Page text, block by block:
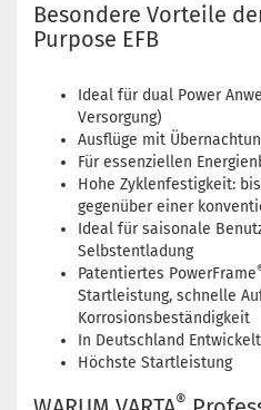
Besondere Vorteile
Purpose EFB
Ideal für dual Power
Versorgung)
Ausflüge mit
Für essenziellen
Hohe Zyklenfestigkeit:
gegenüber einer
Ideal für saisonale
Selbstentladung
Patentiertes PowerFrame
Startleistung, schnelle
Korrosionsbeständigkeit
In Deutschland Entwickelt
Höchste Startleistung
®